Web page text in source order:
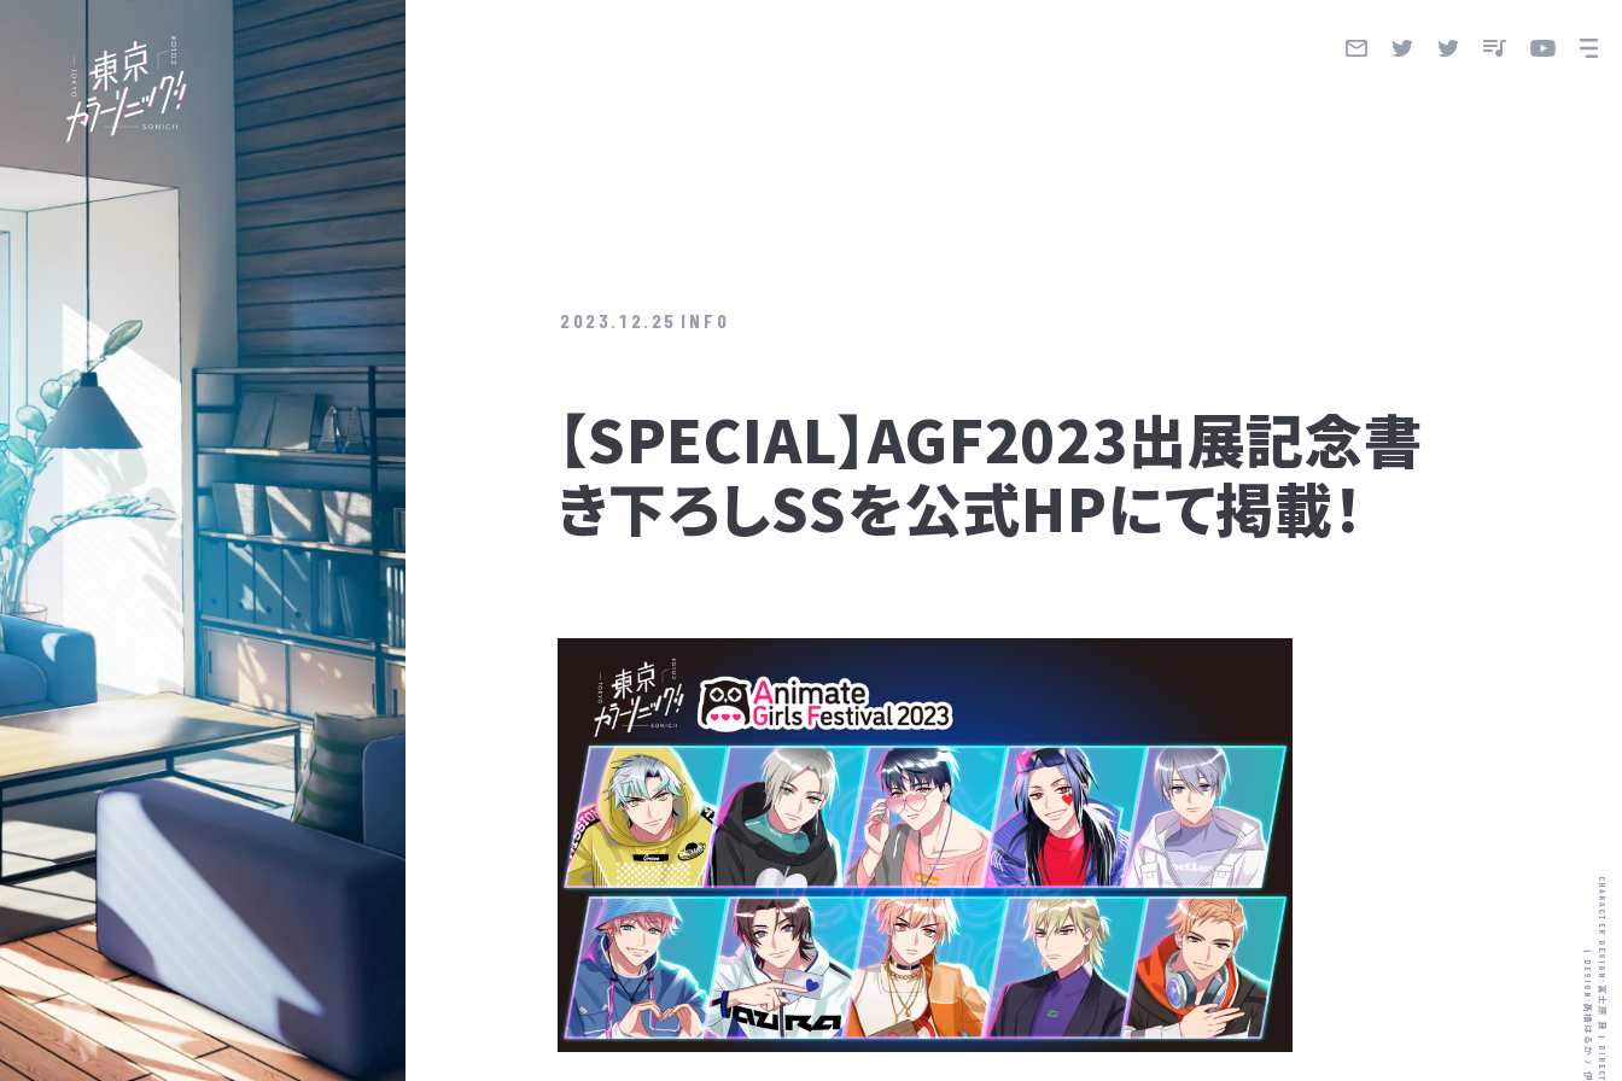
2023.12.25 INFO
【SPECIAL】AGF2023出展記念書
き下ろしSSを公式HPにて掲載！
CHARACTER DESIGN:
冨士原 良
|
|
DESIGN:
髙橋はるか
/